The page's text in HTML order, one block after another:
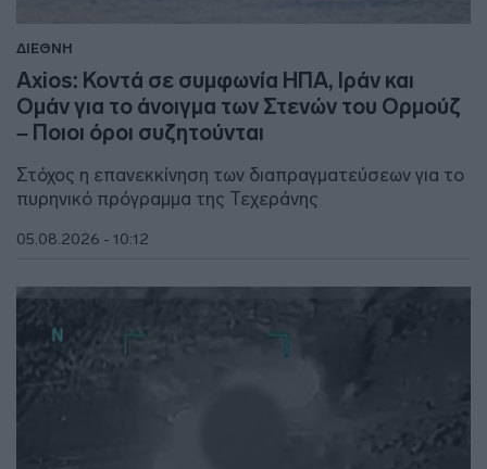
ΔΙΕΘΝΗ
Axios: Κοντά σε συμφωνία ΗΠΑ, Ιράν και
Ομάν για το άνοιγμα των Στενών του Ορμούζ
– Ποιοι όροι συζητούνται
Στόχος η επανεκκίνηση των διαπραγματεύσεων για το
πυρηνικό πρόγραμμα της Τεχεράνης
05.08.2026 - 10:12